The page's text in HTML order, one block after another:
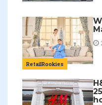
RetailRookies